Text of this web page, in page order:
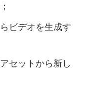
ビデオを生成す
セットから新し